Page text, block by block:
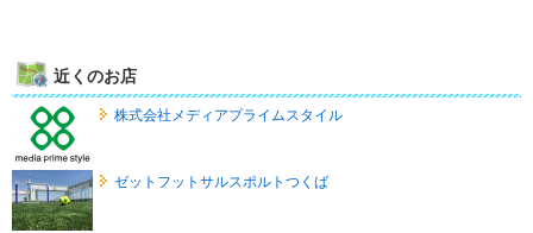
近くのお店
株式会社メディアプライムスタイル
ゼットフットサルスポルトつくば